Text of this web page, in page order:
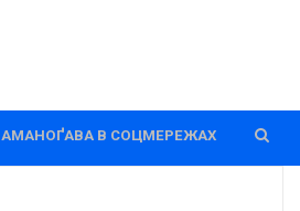
АМАНОҐАВА В СОЦМЕРЕЖАХ